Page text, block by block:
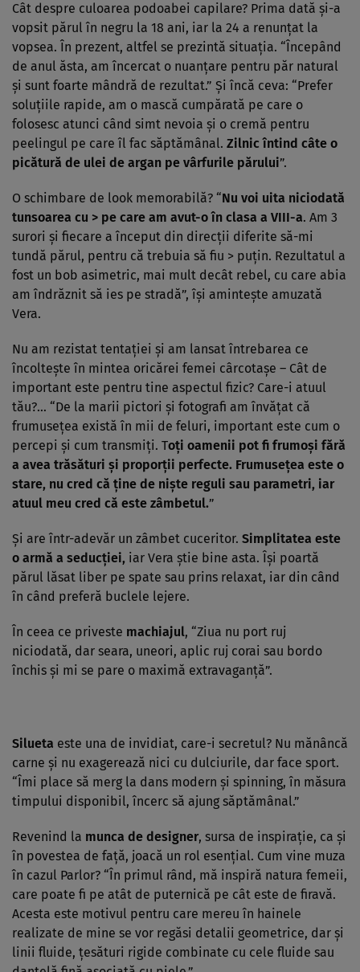
Cât despre culoarea podoabei capilare? Prima dată şi-a
vopsit părul în negru la 18 ani, iar la 24 a renunţat la
vopsea. În prezent, altfel se prezintă situaţia. “Începând
de anul ăsta, am încercat o nuanţare pentru păr natural
şi sunt foarte mândră de rezultat.” Şi încă ceva: “Prefer
soluţiile rapide, am o mască cumpărată pe care o
folosesc atunci când simt nevoia şi o cremă pentru
peelingul pe care îl fac săptămânal. Zilnic întind câte o
picătură de ulei de argan pe vârfurile părului”.
O schimbare de look memorabilă? “Nu voi uita niciodată
tunsoarea cu > pe care am avut-o în clasa a VIII-a. Am 3
surori şi fiecare a început din direcţii diferite să-mi
tundă părul, pentru că trebuia să fiu > puţin. Rezultatul a
fost un bob asimetric, mai mult decât rebel, cu care abia
am îndrăznit să ies pe stradă”, îşi aminteşte amuzată
Vera.
Nu am rezistat tentaţiei şi am lansat întrebarea ce
încolteşte în mintea oricărei femei cârcotaşe – Cât de
important este pentru tine aspectul fizic? Care-i atuul
tău?… “De la marii pictori şi fotografi am învăţat că
frumuseţea există în mii de feluri, important este cum o
percepi şi cum transmiţi. Toţi oamenii pot fi frumoşi fără
a avea trăsături şi proporţii perfecte. Frumuseţea este o
stare, nu cred că ţine de nişte reguli sau parametri, iar
atuul meu cred că este zâmbetul.”
Şi are într-adevăr un zâmbet cuceritor. Simplitatea este
o armă a seducţiei, iar Vera ştie bine asta. Îşi poartă
părul lăsat liber pe spate sau prins relaxat, iar din când
în când preferă buclele lejere.
În ceea ce priveste machiajul, “Ziua nu port ruj
niciodată, dar seara, uneori, aplic ruj corai sau bordo
închis şi mi se pare o maximă extravaganţă”.
Silueta este una de invidiat, care-i secretul? Nu mănâncă
carne şi nu exagerează nici cu dulciurile, dar face sport.
“Îmi place să merg la dans modern şi spinning, în măsura
timpului disponibil, încerc să ajung săptămânal.”
Revenind la munca de designer, sursa de inspiraţie, ca şi
în povestea de faţă, joacă un rol esenţial. Cum vine muza
în cazul Parlor? “În primul rând, mă inspiră natura femeii,
care poate fi pe atât de puternică pe cât este de firavă.
Acesta este motivul pentru care mereu în hainele
realizate de mine se vor regăsi detalii geometrice, dar şi
linii fluide, ţesături rigide combinate cu cele fluide sau